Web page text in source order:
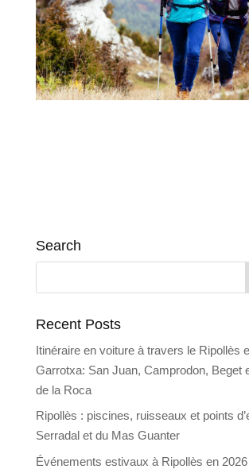
Search
Recent Posts
Itinéraire en voiture à travers le Ripollès
Garrotxa: San Juan, Camprodon, Beget
de la Roca
Ripollès : piscines, ruisseaux et points
Serradal et du Mas Guanter
Événements estivaux à Ripollès en 2026